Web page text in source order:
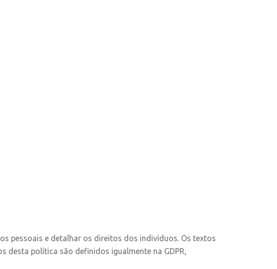
pessoais e detalhar os direitos dos indivíduos. Os textos
desta política são definidos igualmente na GDPR,